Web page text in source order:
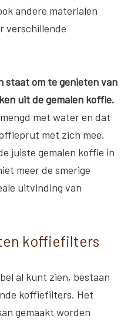
andere materialen
verschillende
staat om te genieten van
uit de gemalen koffie.
met water en dat
met zich mee.
juiste gemalen koffie in
meer de smerige
uitvinding van
koffiefilters
al kunt zien, bestaan
koffiefilters. Het
gemaakt worden